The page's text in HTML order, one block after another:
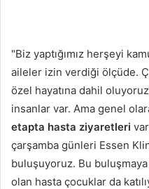
"Biz yaptığımız herşeyi
aileler izin verdiği ölçüde.
özel hayatına dahil
insanlar var. Ama genel
etapta hasta ziyaretleri
çarşamba günleri Essen
buluşuyoruz. Bu
olan hasta çocuklar da